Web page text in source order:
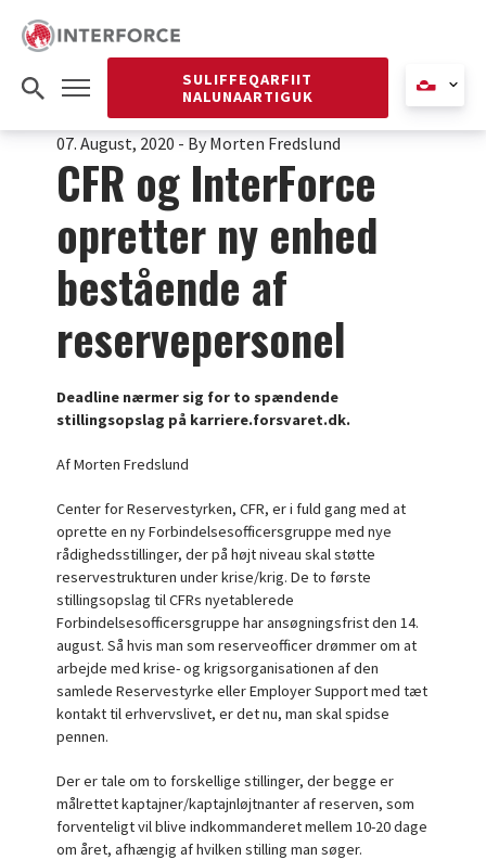
SULIFFEQARFIIT
NALUNAARTIGUK
07. August, 2020 - By Morten Fredslund
CFR og InterForce
opretter ny enhed
bestående af
reservepersonel
Deadline nærmer sig for to spændende
stillingsopslag på karriere.forsvaret.dk.
Af Morten Fredslund
Center for Reservestyrken, CFR, er i fuld gang med at
oprette en ny Forbindelsesofficersgruppe med nye
rådighedsstillinger, der på højt niveau skal støtte
reservestrukturen under krise/krig. De to første
stillingsopslag til CFRs nyetablerede
Forbindelsesofficersgruppe har ansøgningsfrist den 14.
august. Så hvis man som reserveofficer drømmer om at
arbejde med krise- og krigsorganisationen af den
samlede Reservestyrke eller Employer Support med tæt
kontakt til erhvervslivet, er det nu, man skal spidse
pennen.
Der er tale om to forskellige stillinger, der begge er
målrettet kaptajner/kaptajnløjtnanter af reserven, som
forventeligt vil blive indkommanderet mellem 10-20 dage
om året, afhængig af hvilken stilling man søger.